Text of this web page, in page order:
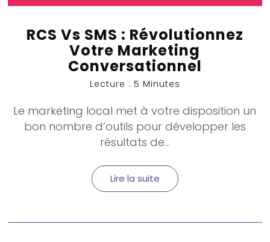
RCS Vs SMS : Révolutionnez
Votre Marketing
Conversationnel
Lecture : 5 Minutes
Le marketing local met à votre disposition un
bon nombre d’outils pour développer les
résultats de...
Lire la suite